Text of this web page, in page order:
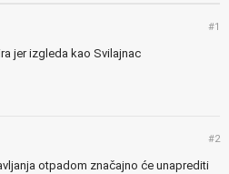
#1
jer izgleda kao Svilajnac
#2
otpadom značajno će unaprediti